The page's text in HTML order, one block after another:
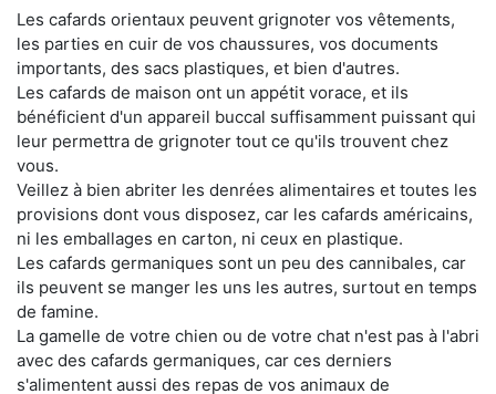
Les cafards orientaux peuvent grignoter vos vêtements,
les parties en cuir de vos chaussures, vos documents
importants, des sacs plastiques, et bien d'autres.
Les cafards de maison ont un appétit vorace, et ils
bénéficient d'un appareil buccal suffisamment puissant qui
leur permettra de grignoter tout ce qu'ils trouvent chez
vous.
Veillez à bien abriter les denrées alimentaires et toutes les
provisions dont vous disposez, car les cafards américains,
ni les emballages en carton, ni ceux en plastique.
Les cafards germaniques sont un peu des cannibales, car
ils peuvent se manger les uns les autres, surtout en temps
de famine.
La gamelle de votre chien ou de votre chat n'est pas à l'abri
avec des cafards germaniques, car ces derniers
s'alimentent aussi des repas de vos animaux de